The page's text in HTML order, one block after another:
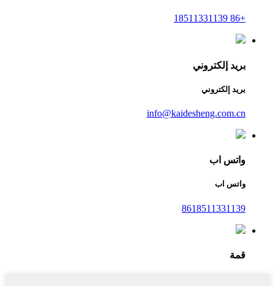
+86 18511331139
بريد إلكتروني
بريد إلكتروني
info@kaidesheng.com.cn
واتس اب
واتس اب
8618511331139
قمة